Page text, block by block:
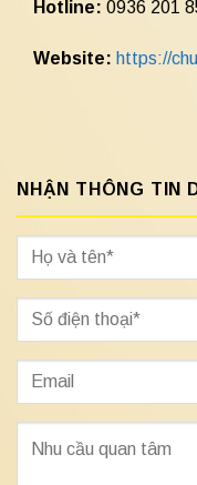
Hotline: 0936 201
Website: https://
NHẬN THÔNG TIN